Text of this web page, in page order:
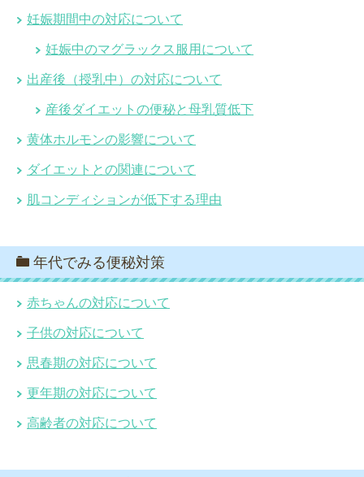
妊娠期間中の対応について
妊娠中のマグラックス服用について
出産後（授乳中）の対応について
産後ダイエットの便秘と母乳質低下
黄体ホルモンの影響について
ダイエットとの関連について
肌コンディションが低下する理由
年代でみる便秘対策
赤ちゃんの対応について
子供の対応について
思春期の対応について
更年期の対応について
高齢者の対応について